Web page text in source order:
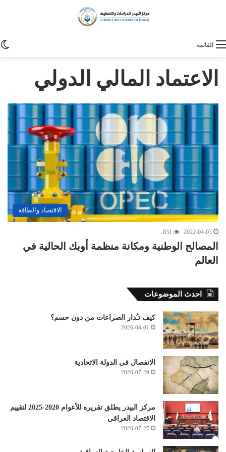
القائمة
الاعتماد المالي الدولي
الاقتصاد والطاقة
2022-04-03
851
المصالح الوطنية ومكانة منظمة أوبك الحالية في
العالم
احدث الموضوعات
كيف تـُدار الصراعات من دون حسم؟
2026-08-01
الانفصال في الدولة الاتحادية
2026-07-29
مركز البيدر يطلق تقريره للأعوام 2020-2025 لتقييم
الاقتصاد العراقي
2026-07-27